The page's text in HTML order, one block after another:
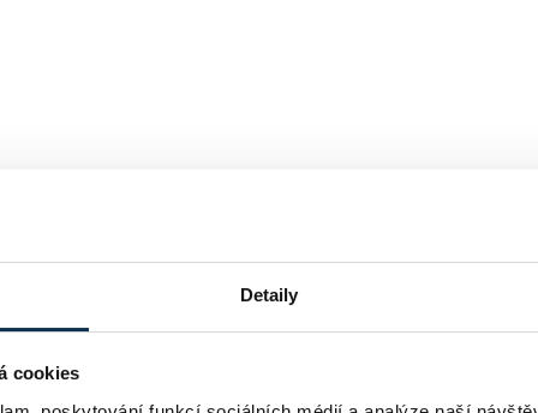
Detaily
cookies